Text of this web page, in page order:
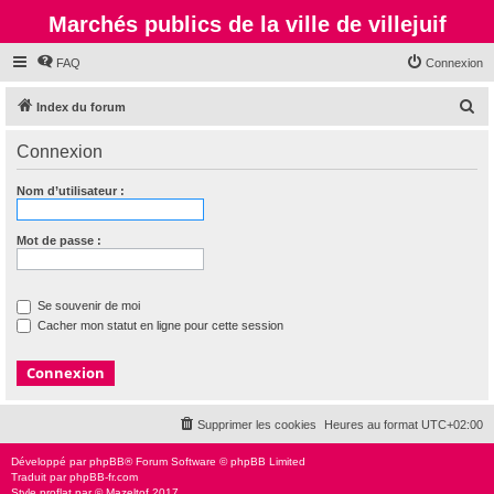
Marchés publics de la ville de villejuif
FAQ Connexion
Index du forum
Connexion
Nom d’utilisateur :
Mot de passe :
Se souvenir de moi
Cacher mon statut en ligne pour cette session
Heures au format UTC+02:00
Supprimer les cookies
Développé parphpBB® Forum Software © phpBB Limited
Traduit parphpBB-fr.com